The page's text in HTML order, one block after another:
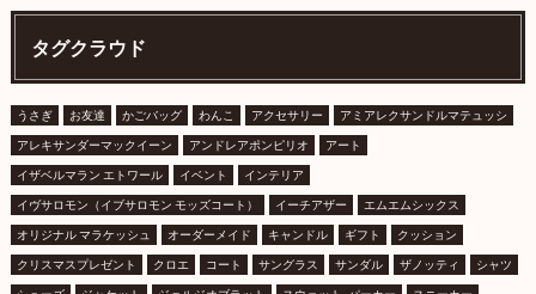
タグクラウド
うさぎ お友達 かごバッグ わんこ アクセサリー アミアレクサンドルマテュッシ
アレキサンダーマックイーン アンドレアポンピリオ アート
イザベルマラン エトワール イベント インテリア
イヴサロモン（イブサロモン モッズコート） イーチアザー エムエムシックス
オリジナル マラケッシュ オーダーメイド キャンドル ギフト クッション
クリスマスプレゼント クロエ コート サングラス サンダル ザノッティ シャツ